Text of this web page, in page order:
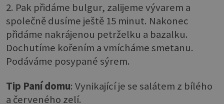
2. Pak přidáme bulgur, zalijeme vývarem a
společně dusíme ještě 15 minut. Nakonec
přidáme nakrájenou petrželku a bazalku.
Dochutíme kořením a vmícháme smetanu.
Podáváme posypané sýrem.
Tip Paní domu: Vynikající je se salátem z bílého
a červeného zelí.